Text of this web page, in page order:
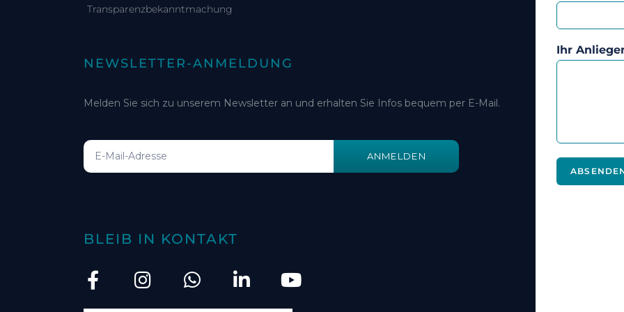
Transparenzbekanntmachung
NEWSLETTER-ANMELDUNG
Melden Sie sich zu unserem Newsletter an und erhalten Sie Infos bequem per E-Mail.
ANMELDEN
BLEIB IN KONTAKT
Ihr